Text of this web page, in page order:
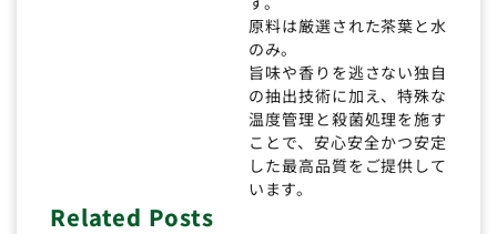
原料は厳選された茶葉と水
のみ。
旨味や香りを逃さない独自
の抽出技術に加え、特殊な
温度管理と殺菌処理を施す
ことで、安心安全かつ安定
した最高品質をご提供して
います。
Related Posts